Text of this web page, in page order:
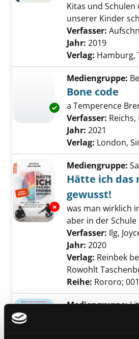
Kitas und
unserer Kinder
Verfasser:
Jahr: 2019
Verlag: Hamburg,
Exemplar-Details von
Mediengruppe:
Bone code
a Temperence
Verfasser:
Jahr: 2021
Verlag: London,
Exemplar-Details
Mediengruppe:
Hätte ich das
gewusst!
was man wirklich
aber in der
Verfasser: Ilg,
Jahr: 2020
Verlag: Reinbek
Rowohlt
Reihe: Rororo;
Exemplar-Details
Mediengruppe: